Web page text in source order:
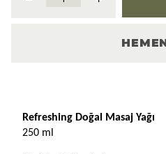
Refreshing Doğal Masaj Yağı
250 ml